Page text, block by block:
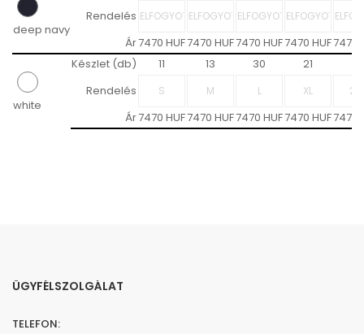
deep navy
Rendelés
Ár7470 HUF7470 HUF7470 HUF7470 HUF7470
white
Készlet (db) 11 13 30 21
Rendelés
Ár7470 HUF7470 HUF7470 HUF7470 HUF7470
ÜGYFÉLSZOLGÁLAT
TELEFON: